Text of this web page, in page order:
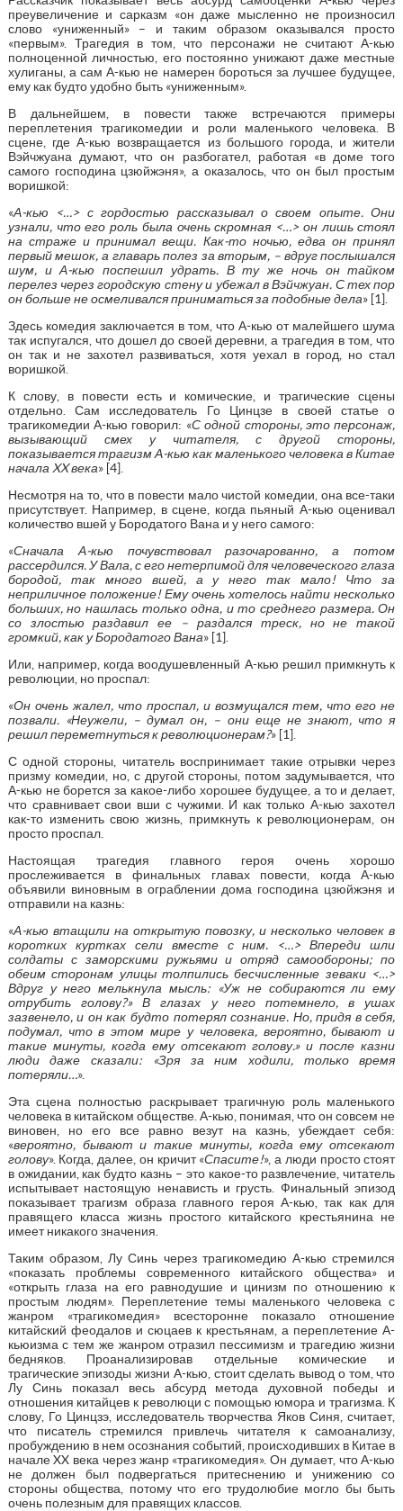
преувеличение и сарказм «он даже мысленно не произносил
слово «униженный» – и таким образом оказывался просто
«первым». Трагедия в том, что персонажи не считают А-кью
полноценной личностью, его постоянно унижают даже местные
хулиганы, а сам А-кью не намерен бороться за лучшее будущее,
ему как будто удобно быть «униженным».
В дальнейшем, в повести также встречаются примеры
переплетения трагикомедии и роли маленького человека. В
сцене, где А-кью возвращается из большого города, и жители
Вэйчжуана думают, что он разбогател, работая «в доме того
самого господина цзюйжэня», а оказалось, что он был простым
воришкой:
«А-кью <…> с гордостью рассказывал о своем опыте. Они
узнали, что его роль была очень скромная <…> он лишь стоял
на страже и принимал вещи. Как-то ночью, едва он принял
первый мешок, а главарь полез за вторым, – вдруг послышался
шум, и А-кью поспешил удрать. В ту же ночь он тайком
перелез через городскую стену и убежал в Вэйчжуан. С тех пор
он больше не осмеливался приниматься за подобные дела» [1].
Здесь комедия заключается в том, что А-кью от малейшего шума
так испугался, что дошел до своей деревни, а трагедия в том, что
он так и не захотел развиваться, хотя уехал в город, но стал
воришкой.
К слову, в повести есть и комические, и трагические сцены
отдельно. Сам исследователь Го Цинцзе в своей статье о
трагикомедии А-кью говорил: «С одной стороны, это персонаж,
вызывающий смех у читателя, с другой стороны,
показывается трагизм А-кью как маленького человека в Китае
начала XX века» [4].
Несмотря на то, что в повести мало чистой комедии, она все-таки
присутствует. Например, в сцене, когда пьяный А-кью оценивал
количество вшей у Бородатого Вана и у него самого:
«Сначала А-кью почувствовал разочарованно, а потом
рассердился. У Вала, с его нетерпимой для человеческого глаза
бородой, так много вшей, а у него так мало! Что за
неприличное положение! Ему очень хотелось найти несколько
больших, но нашлась только одна, и то среднего размера. Он
со злостью раздавил ее – раздался треск, но не такой
громкий, как у Бородатого Вана» [1].
Или, например, когда воодушевленный А-кью решил примкнуть к
революции, но проспал:
«Он очень жалел, что проспал, и возмущался тем, что его не
позвали. «Неужели, – думал он, – они еще не знают, что я
решил переметнуться к революционерам?» [1].
С одной стороны, читатель воспринимает такие отрывки через
призму комедии, но, с другой стороны, потом задумывается, что
А-кью не борется за какое-либо хорошее будущее, а то и делает,
что сравнивает свои вши с чужими. И как только А-кью захотел
как-то изменить свою жизнь, примкнуть к революционерам, он
просто проспал.
Настоящая трагедия главного героя очень хорошо
прослеживается в финальных главах повести, когда А-кью
объявили виновным в ограблении дома господина цзюйжэня и
отправили на казнь:
«А-кью втащили на открытую повозку, и несколько человек в
коротких куртках сели вместе с ним. <…> Впереди шли
солдаты с заморскими ружьями и отряд самообороны; по
обеим сторонам улицы толпились бесчисленные зеваки <…>
Вдруг у него мелькнула мысль: «Уж не собираются ли ему
отрубить голову?» В глазах у него потемнело, в ушах
зазвенело, и он как будто потерял сознание. Но, придя в себя,
подумал, что в этом мире у человека, вероятно, бывают и
такие минуты, когда ему отсекают голову.» и после казни
люди даже сказали: «Зря за ним ходили, только время
потеряли…».
Эта сцена полностью раскрывает трагичную роль маленького
человека в китайском обществе. А-кью, понимая, что он совсем не
виновен, но его все равно везут на казнь, убеждает себя:
«вероятно, бывают и такие минуты, когда ему отсекают
голову». Когда, далее, он кричит «Спасите!», а люди просто стоят
в ожидании, как будто казнь – это какое-то развлечение, читатель
испытывает настоящую ненависть и грусть. Финальный эпизод
показывает трагизм образа главного героя А-кью, так как для
правящего класса жизнь простого китайского крестьянина не
имеет никакого значения.
Таким образом, Лу Синь через трагикомедию А-кью стремился
«показать проблемы современного китайского общества» и
«открыть глаза на его равнодушие и цинизм по отношению к
простым людям». Переплетение темы маленького человека с
жанром «трагикомедия» всесторонне показало отношение
китайский феодалов и сюцаев к крестьянам, а переплетение А-
кьюизма с тем же жанром отразил пессимизм и трагедию жизни
бедняков. Проанализировав отдельные комические и
трагические эпизоды жизни А-кью, стоит сделать вывод о том, что
Лу Синь показал весь абсурд метода духовной победы и
отношения китайцев к революци с помощью юмора и трагизма. К
слову, Го Цинцзэ, исследователь творчества Яков Синя, считает,
что писатель стремился привлечь читателя к самоанализу,
пробуждению в нем осознания событий, происходивших в Китае в
начале XX века через жанр «трагикомедия». Он думает, что А-кью
не должен был подвергаться притеснению и унижению со
стороны общества, потому что его трудолюбие могло бы быть
очень полезным для правящих классов.